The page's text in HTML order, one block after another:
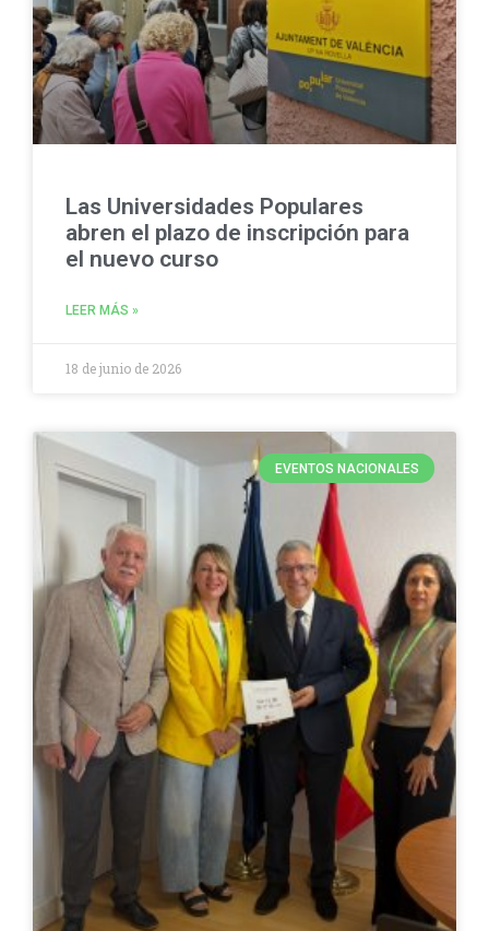
Las Universidades Populares
abren el plazo de inscripción para
el nuevo curso
LEER MÁS »
18 de junio de 2026
EVENTOS NACIONALES